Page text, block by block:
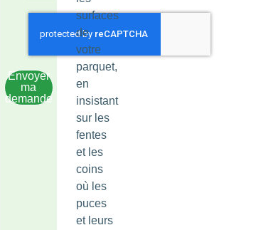
Envoyer
ma
demande
surfaces
de
votre
parquet,
en
insistant
sur les
fentes
et les
coins
où les
puces
et leurs